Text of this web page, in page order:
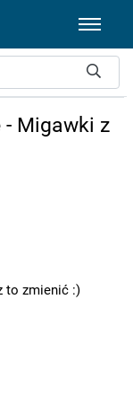
- Migawki z
to zmienić :)